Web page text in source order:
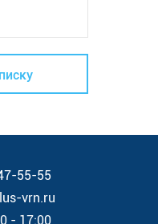
55-55
vrn.ru
- 17:00